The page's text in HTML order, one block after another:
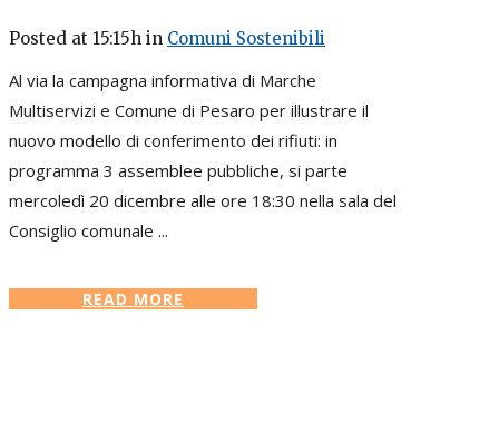
Posted at 15:15h in Comuni Sostenibili
Al via la campagna informativa di Marche
Multiservizi e Comune di Pesaro per illustrare il
nuovo modello di conferimento dei rifiuti: in
programma 3 assemblee pubbliche, si parte
mercoledì 20 dicembre alle ore 18:30 nella sala del
Consiglio comunale ...
READ MORE